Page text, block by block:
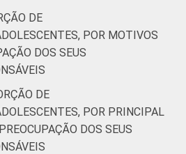
De 11 a 12
anos
De 13 a 14
De 15 a 17
anos
21
DE
POR MOTIVOS
DOS SEUS
DE
POR PRINCIPAL
DOS SEUS